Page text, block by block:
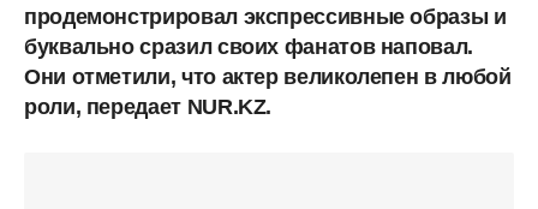
продемонстрировал экспрессивные образы и
буквально сразил своих фанатов наповал.
Они отметили, что актер великолепен в любой
роли, передает NUR.KZ.